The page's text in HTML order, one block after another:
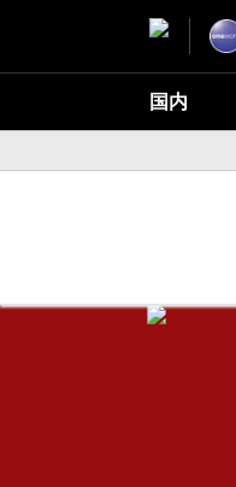
国内